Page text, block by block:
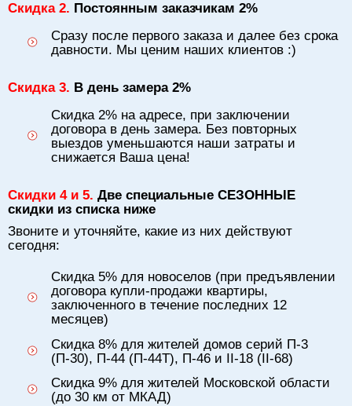
Скидка 2. Постоянным заказчикам 2%
Сразу после первого заказа и далее без срока
давности. Мы ценим наших клиентов :)
Скидка 3. В день замера 2%
Скидка 2% на адресе, при заключении
договора в день замера. Без повторных
выездов уменьшаются наши затраты и
снижается Ваша цена!
Скидки 4 и 5. Две специальные СЕЗОННЫЕ
скидки из списка ниже
Звоните и уточняйте, какие из них действуют
сегодня:
Скидка 5% для новоселов (при предъявлении
договора купли-продажи квартиры,
заключенного в течение последних 12
месяцев)
Скидка 8% для жителей домов серий П-3
(П-30), П-44 (П-44Т), П-46 и II-18 (II-68)
Скидка 9% для жителей Московской области
(до 30 км от МКАД)